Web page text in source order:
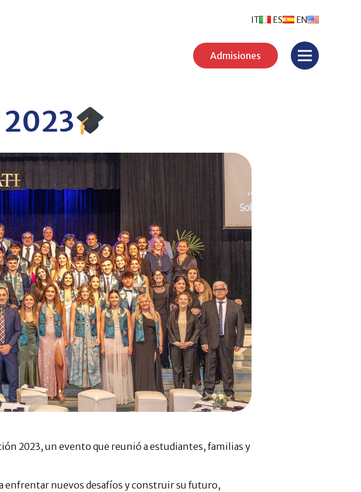
ES EN
IT
Admisiones
2023, un evento que reunió a estudiantes, familias y
enfrentar nuevos desafíos y construir su futuro,